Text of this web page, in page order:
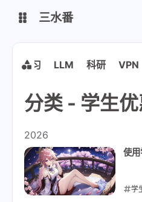
个人主页 博客
又拍云
三水番
机器学习 LLM 科研 VPN
分类 - 学生
2026
使
学